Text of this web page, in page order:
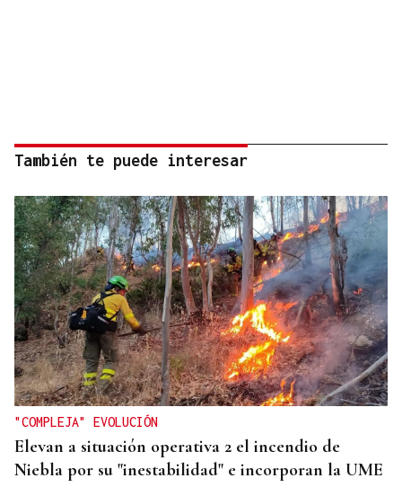
También te puede interesar
"COMPLEJA" EVOLUCIÓN
Elevan a situación operativa 2 el incendio de
Niebla por su "inestabilidad" e incorporan la UME